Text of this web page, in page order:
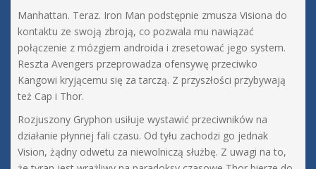
Manhattan. Teraz. Iron Man podstępnie zmusza Visiona do
kontaktu ze swoją zbroją, co pozwala mu nawiązać
połączenie z mózgiem androida i zresetować jego system.
Reszta Avengers przeprowadza ofensywę przeciwko
Kangowi kryjącemu się za tarczą. Z przyszłości przybywają
też Cap i Thor.
Rozjuszony Gryphon usiłuje wystawić przeciwników na
działanie płynnej fali czasu. Od tyłu zachodzi go jednak
Vision, żądny odwetu za niewolniczą służbę. Z uwagi na to,